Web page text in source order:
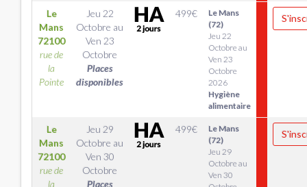
Le
Mans
72100
rue de
la
Pointe
Jeu 22
Octobre au
Ven 23
Octobre
Places
disponibles
499€
Le Mans
(72)
Jeu 22
Octobre au
Ven 23
Octobre
2026
Hygiène
alimentaire
Le
Mans
72100
rue de
la
Jeu 29
Octobre au
Ven 30
Octobre
Places
499€
Le Mans
(72)
Jeu 29
Octobre au
Ven 30